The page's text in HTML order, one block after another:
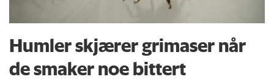
Humler skjærer grimaser når
de smaker noe bittert